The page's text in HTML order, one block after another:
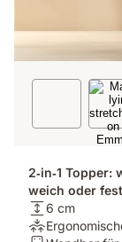
2‑in‑1
weich oder fest
Matratzenhöhe:
6
6 cm